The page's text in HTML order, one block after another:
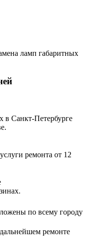
ламп габаритных
в Санкт-Петербурге
ремонта от 12
по всему городу
ремонте